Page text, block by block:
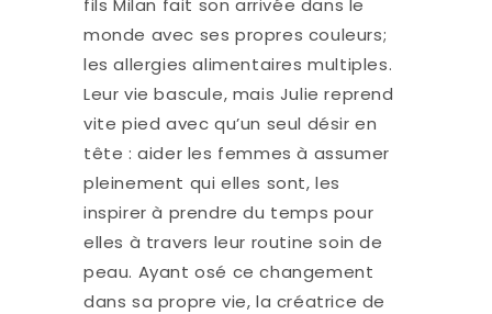
fils Milan fait son arrivée dans le
monde avec ses propres couleurs;
les allergies alimentaires multiples.
Leur vie bascule, mais Julie reprend
vite pied avec qu’un seul désir en
tête : aider les femmes à assumer
pleinement qui elles sont, les
inspirer à prendre du temps pour
elles à travers leur routine soin de
peau. Ayant osé ce changement
dans sa propre vie, la créatrice de